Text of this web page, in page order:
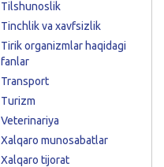
Tilshunoslik
Tinchlik va xavfsizlik
Tirik organizmlar haqidagi
fanlar
Transport
Turizm
Veterinariya
Xalqaro munosabatlar
Xalqaro tijorat